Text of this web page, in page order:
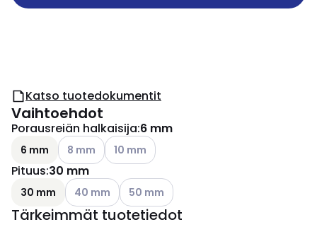
Katso tuotedokumentit
Vaihtoehdot
Porausreiän halkaisija:6 mm
6 mm Katso käytettävissä olevat vaihtoehdot
8 mm Katso käytettävissä olevat vaihtoehdot
10 mm
Pituus:30 mm
30 mm Katso käytettävissä olevat vaihtoehdot
40 mm Katso käytettävissä olevat vaihtoehdot
50 mm
Tärkeimmät tuotetiedot